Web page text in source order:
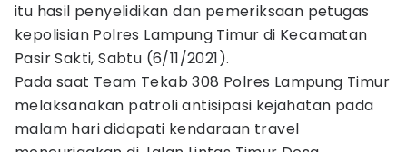
itu hasil penyelidikan dan pemeriksaan petugas
kepolisian Polres Lampung Timur di Kecamatan
Pasir Sakti, Sabtu (6/11/2021).
Pada saat Team Tekab 308 Polres Lampung Timur
melaksanakan patroli antisipasi kejahatan pada
malam hari didapati kendaraan travel